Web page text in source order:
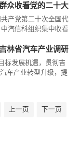
批派驻人员参与接
众收看党的二十大
产党第二十次全国代
汽信科组织集中收看
工在线上观看了大会
神听报告,全神贯注
会召开的
林省汽车产业调研
发展机遇，贯彻吉
车产业转型升级，提
重点对长春市汽开区
上一页 下一页